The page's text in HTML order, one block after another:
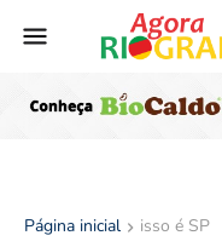
Página inicial isso é SP